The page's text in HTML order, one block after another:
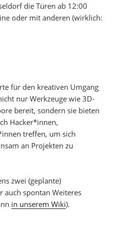
die Türen ab 12:00
oder mit anderen (wirklich:
für den kreativen Umgang
nur Werkzeuge wie 3D-
bereit, sondern sie bieten
Hacker*innen,
treffen, um sich
an Projekten zu
zwei (geplante)
auch spontan Weiteres
in unserem Wiki).